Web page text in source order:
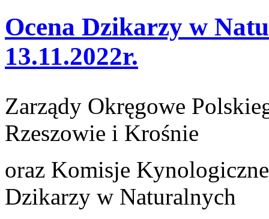
Ocena Dzikarzy w
13.11.2022r.
Zarządy Okręgowe
Rzeszowie i Krośnie
oraz Komisje
Dzikarzy w Naturalnych